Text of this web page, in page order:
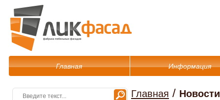
Главная Информация
Главная /